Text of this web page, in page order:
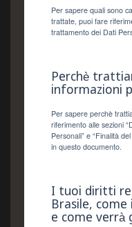
Per sapere quali sono
trattate, puoi fare
trattamento dei Dati
Perchè
informazioni
Per sapere perchè
riferimento alle sezioni
Personali” e “Finalità
in questo documento.
I tuoi diritti
Brasile,
e come verrà